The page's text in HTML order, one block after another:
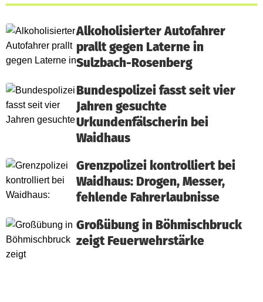
Alkoholisierter Autofahrer
prallt gegen Laterne in
Sulzbach-Rosenberg
Bundespolizei fasst seit vier
Jahren gesuchte
Urkundenfälscherin bei
Waidhaus
Grenzpolizei kontrolliert bei
Waidhaus: Drogen, Messer,
fehlende Fahrerlaubnisse
Großübung in Böhmischbruck
zeigt Feuerwehrstärke